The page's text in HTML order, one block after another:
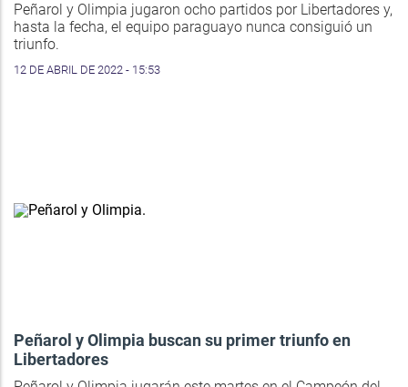
Peñarol y Olimpia jugaron ocho partidos por Libertadores y,
hasta la fecha, el equipo paraguayo nunca consiguió un
triunfo.
12 DE ABRIL DE 2022 - 15:53
Peñarol y Olimpia buscan su primer triunfo en
Libertadores